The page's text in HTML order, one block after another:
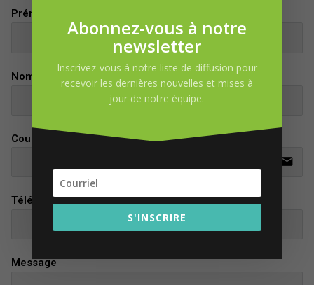
Prénom
Nom
Courriel
email
Téléphone
Message
Abonnez-vous à notre
newsletter
Inscrivez-vous à notre liste de diffusion pour
recevoir les dernières nouvelles et mises à
jour de notre équipe.
S'INSCRIRE